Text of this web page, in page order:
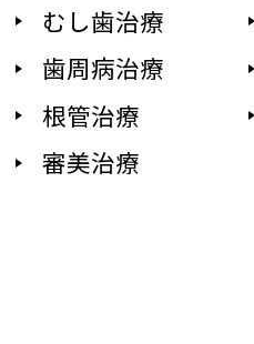
むし歯治療
歯周病治療
根管治療
審美治療